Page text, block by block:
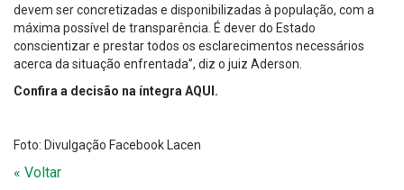
devem ser concretizadas e disponibilizadas à população, com a
máxima possível de transparência. É dever do Estado
conscientizar e prestar todos os esclarecimentos necessários
acerca da situação enfrentada”, diz o juiz Aderson.
Confira a decisão na íntegra AQUI.
Foto: Divulgação Facebook Lacen
« Voltar